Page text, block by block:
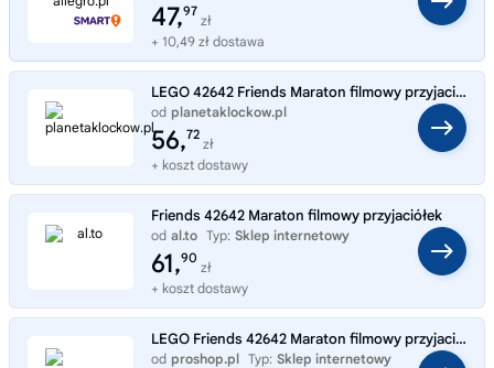
47,97
zł
+ 10,49 zł dostawa
LEGO 42642 Friends Maraton filmowy przyjaciółek
od planetaklockow.pl
Typ:
Sklep internetowy
56,72
zł
+ koszt dostawy
Friends 42642 Maraton filmowy przyjaciółek
od al.to Typ: Sklep internetowy
61,90
zł
+ koszt dostawy
LEGO Friends 42642 Maraton filmowy przyjaciółek
od proshop.pl Typ: Sklep internetowy